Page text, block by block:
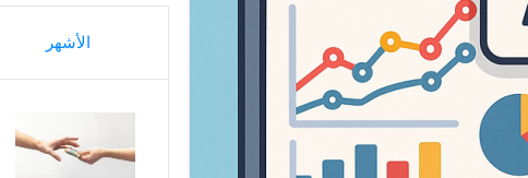
الأشهر